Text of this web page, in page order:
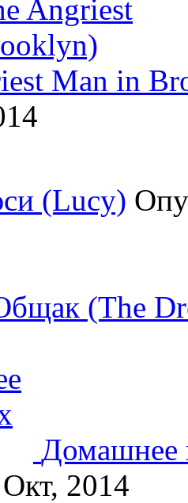
Man in
(Lucy)
(The
Домашнее
2014